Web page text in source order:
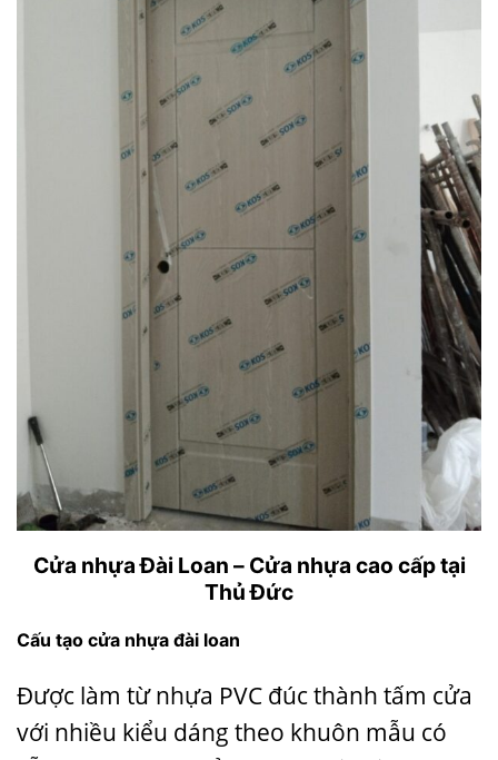
Cửa nhựa Đài Loan – Cửa nhựa cao cấp tại
Thủ Đức
Cấu tạo cửa nhựa đài loan
Được làm từ nhựa PVC đúc thành tấm cửa
với nhiều kiểu dáng theo khuôn mẫu có